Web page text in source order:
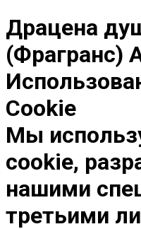
Драцена
(Фрагранс)
Cookie
Мы
cookie,
нашими
третьими